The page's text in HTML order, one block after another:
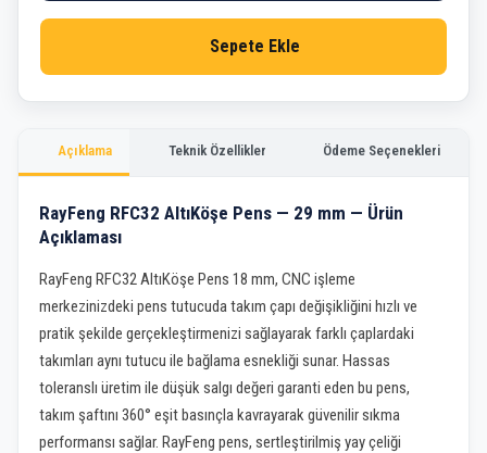
Açıklama Teknik Özellikler Ödeme Seçenekleri
RayFeng RFC32 AltıKöşe Pens — 29 mm — Ürün
Açıklaması
RayFeng RFC32 AltıKöşe Pens 18 mm, CNC işleme
merkezinizdeki pens tutucuda takım çapı değişikliğini hızlı ve
pratik şekilde gerçekleştirmenizi sağlayarak farklı çaplardaki
takımları aynı tutucu ile bağlama esnekliği sunar. Hassas
toleranslı üretim ile düşük salgı değeri garanti eden bu pens,
takım şaftını 360° eşit basınçla kavrayarak güvenilir sıkma
performansı sağlar. RayFeng pens, sertleştirilmiş yay çeliği
Sepete Ekle